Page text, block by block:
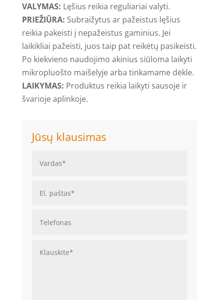
VALYMAS: Lęšius reikia reguliariai valyti.
PRIEŽIŪRA: Subraižytus ar pažeistus lęšius
reikia pakeisti į nepažeistus gaminius. Jei
laikikliai pažeisti, juos taip pat reikėtų pasikeisti.
Po kiekvieno naudojimo akinius siūloma laikyti
mikropluošto maišelyje arba tinkamame dėkle.
LAIKYMAS: Produktus reikia laikyti sausoje ir
švarioje aplinkoje.
Jūsų klausimas